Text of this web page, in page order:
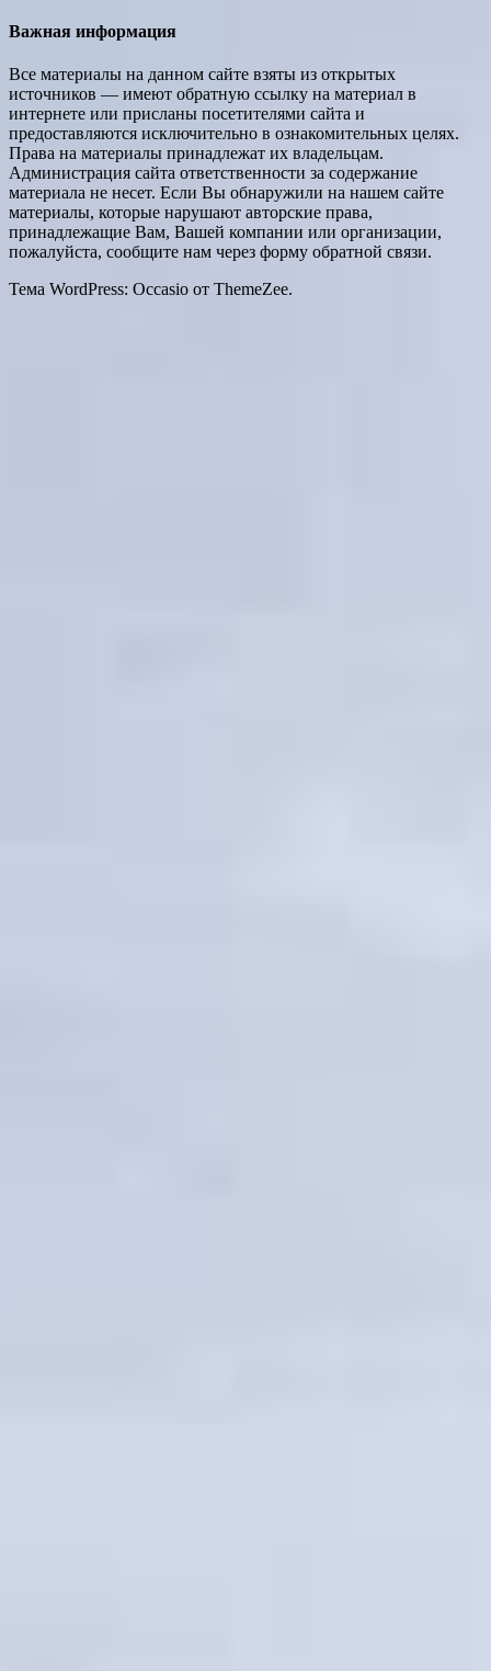
Важная информация
Все материалы на данном сайте взяты из открытых
источников — имеют обратную ссылку на материал в
интернете или присланы посетителями сайта и
предоставляются исключительно в ознакомительных целях.
Права на материалы принадлежат их владельцам.
Администрация сайта ответственности за содержание
материала не несет. Если Вы обнаружили на нашем сайте
материалы, которые нарушают авторские права,
принадлежащие Вам, Вашей компании или организации,
пожалуйста, сообщите нам через форму обратной связи.
Тема WordPress: Occasio от ThemeZee.